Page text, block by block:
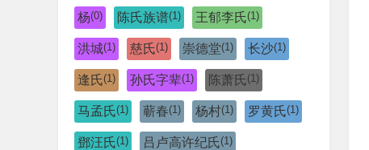
杨(0) 陈氏族谱(1) 王郁李氏(1)
洪城(1) 慈氏(1) 崇德堂(1) 长沙(1)
逢氏(1) 孙氏字辈(1) 陈萧氏 (1)
马孟氏(1) 蕲春(1) 杨村(1) 罗黄氏(1)
鄧汪氏(1) 吕卢高许纪氏(1)